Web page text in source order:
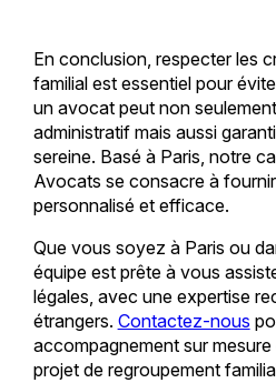
En conclusion, respecter les
familial est essentiel pour
un avocat peut non
administratif mais aussi
sereine. Basé à Paris, notre
Avocats se consacre à
personnalisé et efficace.
Que vous soyez à Paris ou
équipe est prête à vous
légales, avec une expertise
étrangers. Contactez-nous
accompagnement sur
projet de regroupement